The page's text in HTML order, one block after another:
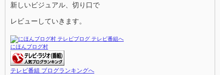
新しいビジュアル、切り口で
レビューしていきます。
にほんブログ村
テレビ番組 ブログランキングへ